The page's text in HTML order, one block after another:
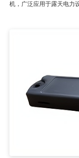
机，广泛应用于露天电力